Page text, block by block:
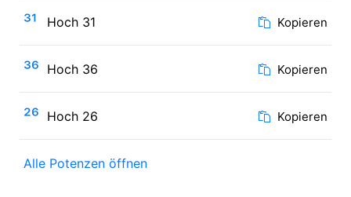
³¹ Hoch 31 Kopieren
³⁶ Hoch 36 Kopieren
²⁶ Hoch 26 Kopieren
Alle Potenzen öffnen